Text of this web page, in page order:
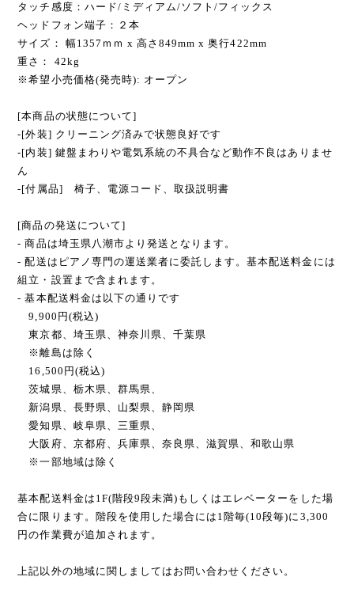
タッチ感度：ハード/ミディアム/ソフト/フィックス
ヘッドフォン端子：２本
サイズ： 幅1357ｍｍ x 高さ849mm x 奥行422mm
重さ： 42kg
※希望小売価格(発売時): オープン
[本商品の状態について]
-[外装] クリーニング済みで状態良好です
-[内装] 鍵盤まわりや電気系統の不具合など動作不良はありませ
ん
-[付属品] 椅子、電源コード、取扱説明書
[商品の発送について]
- 商品は埼玉県八潮市より発送となります。
- 配送はピアノ専門の運送業者に委託します。基本配送料金には
組立・設置まで含まれます。
- 基本配送料金は以下の通りです
9,900円(税込)
東京都、埼玉県、神奈川県、千葉県
※離島は除く
16,500円(税込)
茨城県、栃木県、群馬県、
新潟県、長野県、山梨県、静岡県
愛知県、岐阜県、三重県、
大阪府、京都府、兵庫県、奈良県、滋賀県、和歌山県
※一部地域は除く
基本配送料金は1F(階段9段未満)もしくはエレベーターをした場
合に限ります。階段を使用した場合には1階毎(10段毎)に3,300
円の作業費が追加されます。
上記以外の地域に関しましてはお問い合わせください。